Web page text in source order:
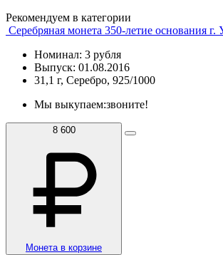
Рекомендуем в категории
Серебряная монета 350-летие основания г.
Номинал: 3 рубля
Выпуск: 01.08.2016
31,1 г, Серебро, 925/1000
Мы выкупаем:звоните!
8 600
Монета в корзине